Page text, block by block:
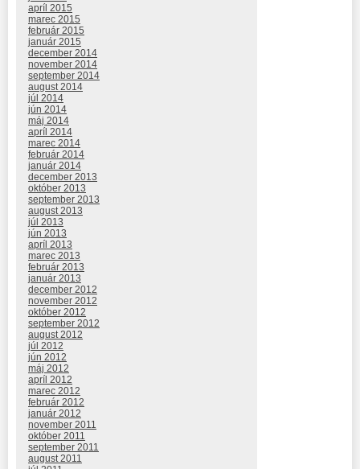
apríl 2015
marec 2015
február 2015
január 2015
december 2014
november 2014
september 2014
august 2014
júl 2014
jún 2014
máj 2014
apríl 2014
marec 2014
február 2014
január 2014
december 2013
október 2013
september 2013
august 2013
júl 2013
jún 2013
apríl 2013
marec 2013
február 2013
január 2013
december 2012
november 2012
október 2012
september 2012
august 2012
júl 2012
jún 2012
máj 2012
apríl 2012
marec 2012
február 2012
január 2012
november 2011
október 2011
september 2011
august 2011